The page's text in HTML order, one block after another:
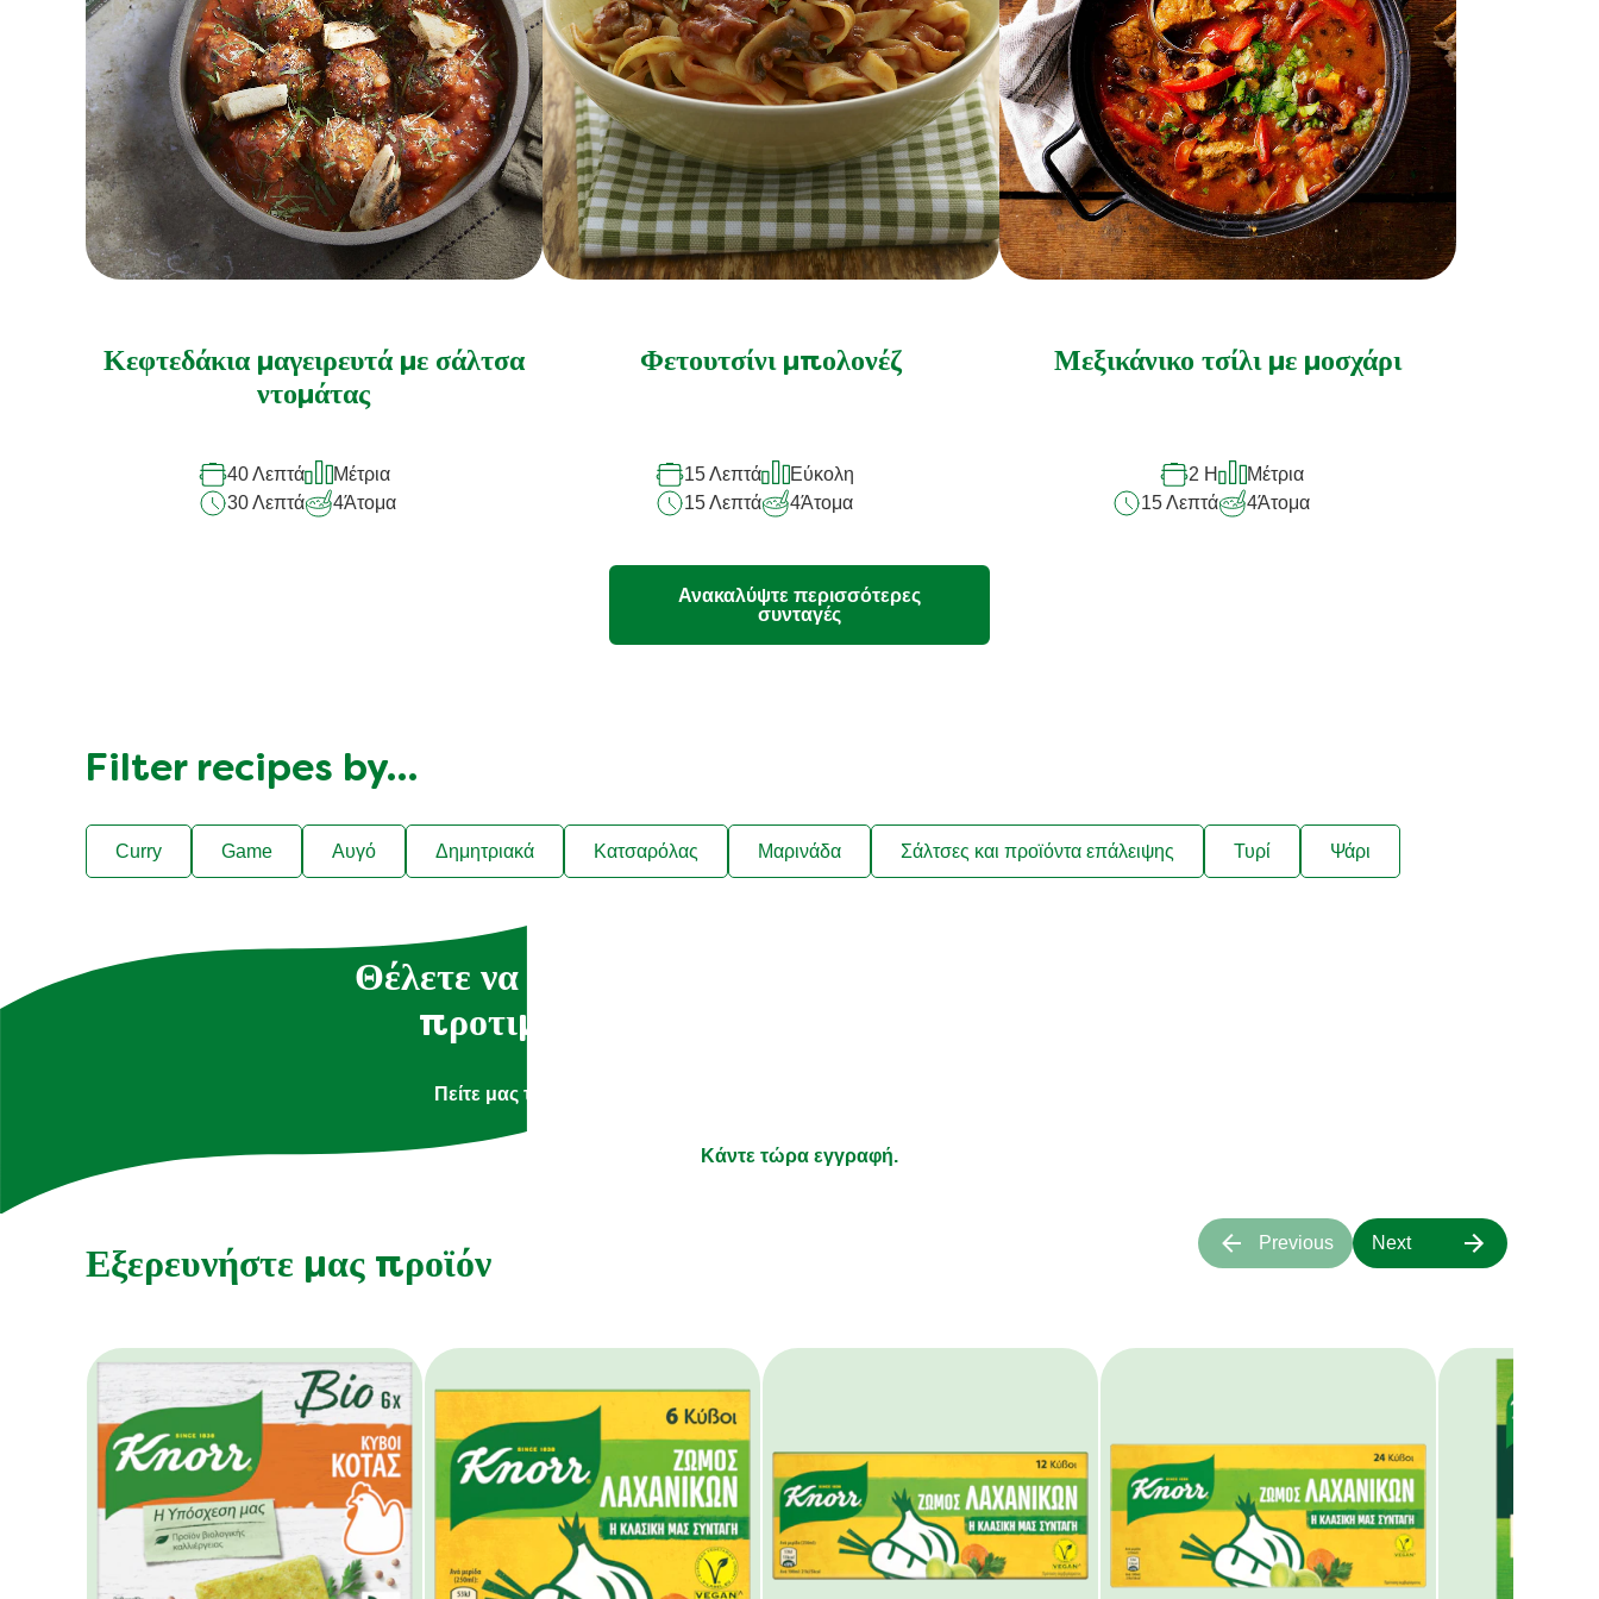
Κεφτεδάκια μαγειρευτά με σάλτσα
ντομάτας
40 Λεπτά
Μέτρια
30 Λεπτά
4Άτομα
Φετουτσίνι μπολονέζ
15 Λεπτά
Εύκολη
15 Λεπτά
4Άτομα
Μεξικάνικο τσίλι με μοσχάρι
2 H
Μέτρια
15 Λεπτά
4Άτομα
Ανακαλύψτε περισσότερες
συνταγές
Filter recipes by…
Curry Game Αυγό Δημητριακά Κατσαρόλας Μαρινάδα Σάλτσες και προϊόντα επάλειψης Τυρί Ψάρι
Θέλετε να λαμβάνετε συνταγές που να ταιριάζουν στις
προτιμήσεις σας και νέα για τα προϊόντα μας;
Πείτε μας τι απολαμβάνετε να μαγειρεύετε και τα υπόλοιπα αφήστε τα πάνω μας.
Κάντε τώρα εγγραφή.
Εξερευνήστε μας προϊόν
Previous Next